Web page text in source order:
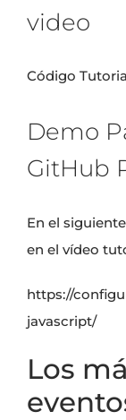
video
Código
Demo
GitHub
En el
en el vídeo
https://
javascript/
Los